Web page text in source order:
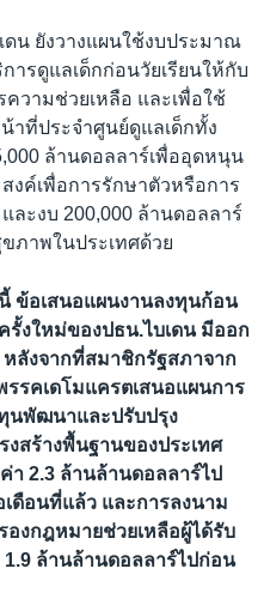
น ยังวางแผนใช้งบประมาณ
ารดูแลเด็กก่อนวัยเรียนให้กับ
วามช่วยเหลือ และเพื่อใช้
าที่ประจำศูนย์ดูแลเด็กทั้ง
ล้านดอลลาร์เพื่ออุดหนุน
งค์เพื่อการรักษาตัวหรือการ
ละงบ 200,000 ล้านดอลลาร์
ภาพในประเทศด้วย
ข้อเสนอแผนงานลงทุนก้อน
รั้งใหม่ของปธน.ไบเดน มีออก
หลังจากที่สมาชิกรัฐสภาจาก
รรคเดโมแครตเสนอแผนการ
นพัฒนาและปรับปรุง
งสร้างพื้นฐานของประเทศ
า 2.3 ล้านล้านดอลลาร์ไป
เดือนที่แล้ว และการลงนาม
องกฎหมายช่วยเหลือผู้ได้รับ
ล้านล้านดอลลาร์ไปก่อน